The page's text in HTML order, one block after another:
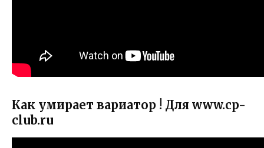
Как умирает вариатор ! Для www.cp-
club.ru